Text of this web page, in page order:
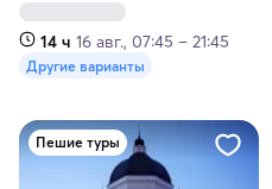
14 ч 16 авг., 07:45 – 21:45
Другие варианты
Пешие туры